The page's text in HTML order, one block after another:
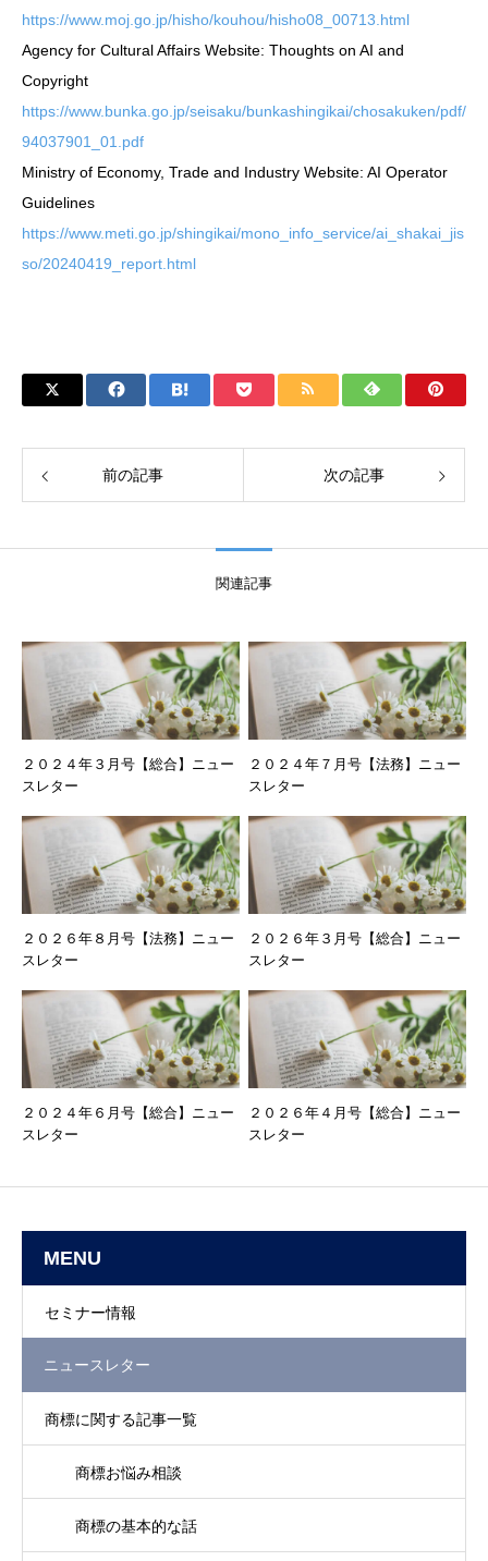
https://www.moj.go.jp/hisho/kouhou/hisho08_00713.html
Agency for Cultural Affairs Website: Thoughts on AI and
Copyright
https://www.bunka.go.jp/seisaku/bunkashingikai/chosakuken/pdf/
94037901_01.pdf
Ministry of Economy, Trade and Industry Website: AI Operator
Guidelines
https://www.meti.go.jp/shingikai/mono_info_service/ai_shakai_jis
so/20240419_report.html
前の記事 次の記事
関連記事
２０２４年３月号【総合】ニュー
スレター
２０２４年７月号【法務】ニュー
スレター
２０２６年８月号【法務】ニュー
スレター
２０２６年３月号【総合】ニュー
スレター
２０２４年６月号【総合】ニュー
スレター
２０２６年４月号【総合】ニュー
スレター
MENU
セミナー情報
ニュースレター
商標に関する記事一覧
商標お悩み相談
商標の基本的な話